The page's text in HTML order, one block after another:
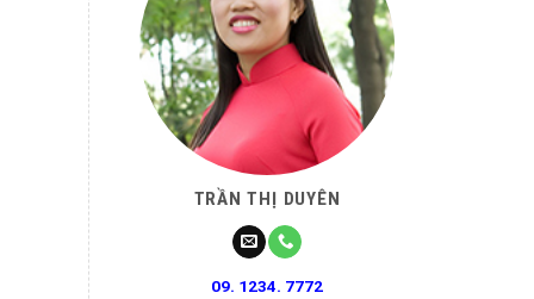
TRẦN THỊ DUYÊN
09. 1234. 7772